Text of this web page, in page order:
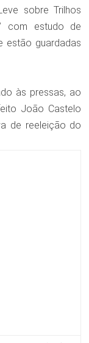
sobre Trilhos
com estudo de
estão guardadas
às pressas, ao
João Castelo
de reeleição do